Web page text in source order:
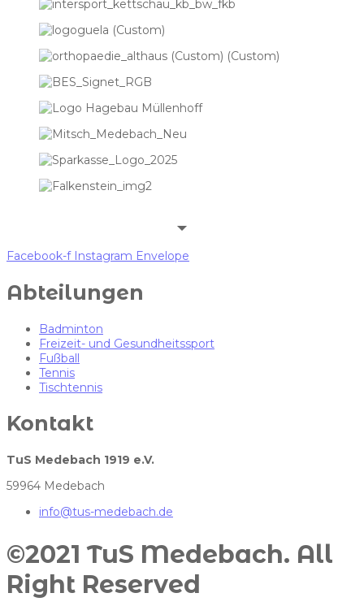
Facebook-f Instagram Envelope
Abteilungen
Badminton
Freizeit- und Gesundheitssport
Fußball
Tennis
Tischtennis
Kontakt
TuS Medebach 1919 e.V.
59964 Medebach
info@tus-medebach.de
©2021 TuS Medebach. All
Right Reserved​